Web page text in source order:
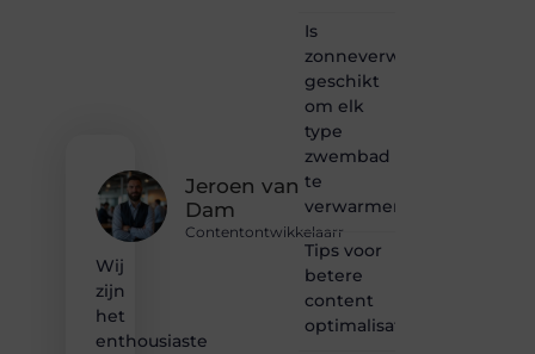
Jeroen van
Dam
Contentontwikkelaarr
Wij
zijn
het
enthousiaste
Is
zonneverwarming
geschikt
om elk
type
zwembad
te
verwarmen?
Tips voor
betere
content
optimalisatie